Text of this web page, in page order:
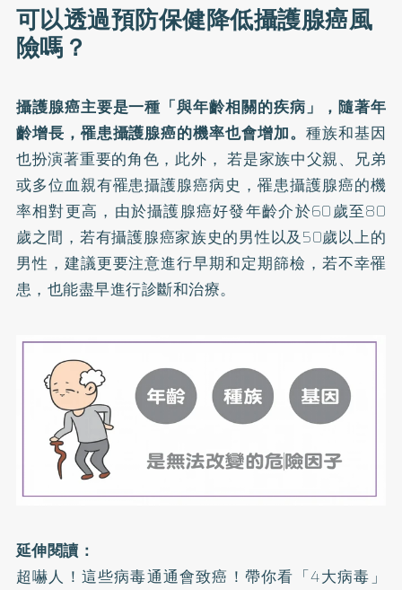
可以透過預防保健降低攝護腺癌風
險嗎？
攝護腺癌主要是一種「與年齡相關的疾病」，隨著年
齡增長，罹患攝護腺癌的機率也會增加。 種族和基因
也扮演著重要的角色，此外， 若是家族中父親、兄弟
或多位血親有罹患攝護腺癌病史，罹患攝護腺癌的機
率相對更高，由於攝護腺癌好發年齡介於60歲至80
歲之間，若有攝護腺癌家族史的男性以及50歲以上的
男性，建議更要注意進行早期和定期篩檢，若不幸罹
患，也能盡早進行診斷和治療。
延伸閱讀：
超嚇人！這些病毒通通會致癌！帶你看「4大病毒」